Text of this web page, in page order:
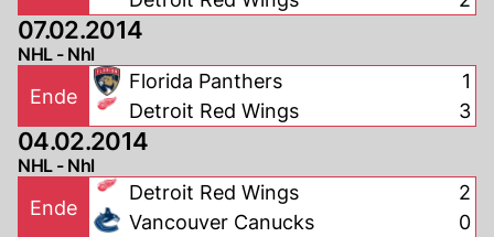
07.02.2014
NHL - Nhl
Ende
Florida Panthers
Detroit Red Wings
1
3
04.02.2014
NHL - Nhl
Ende
Detroit Red Wings
Vancouver Canucks
2
0